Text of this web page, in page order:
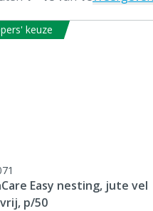
keuze
Easy nesting, jute vel
p/50